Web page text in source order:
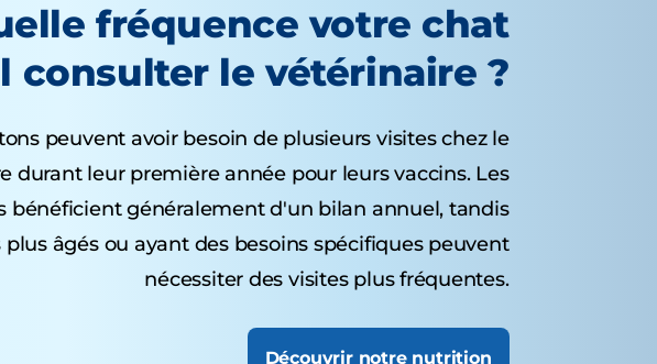
fréquence votre chat
consulter le vétérinaire ?
peuvent avoir besoin de plusieurs visites chez le
durant leur première année pour leurs vaccins. Les
bénéficient généralement d'un bilan annuel, tandis
plus âgés ou ayant des besoins spécifiques peuvent
nécessiter des visites plus fréquentes.
Découvrir notre nutrition